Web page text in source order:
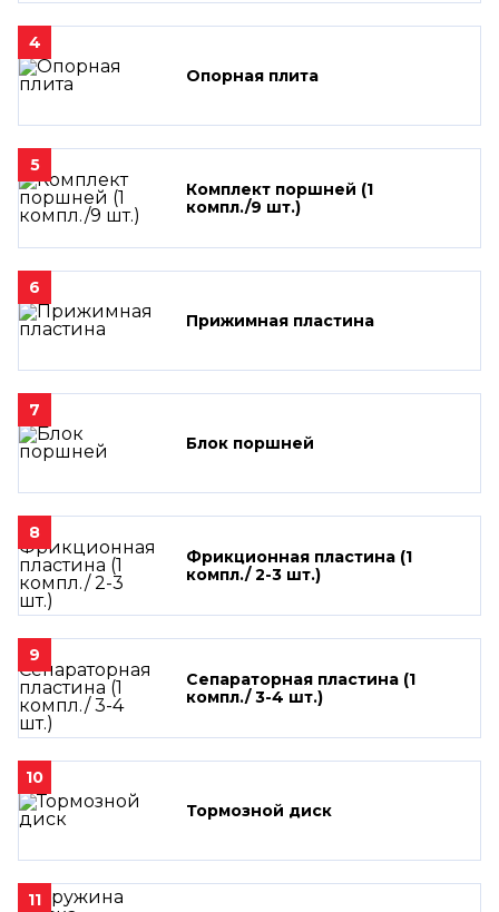
4
Опорная плита
5
Комплект поршней (1
компл./9 шт.)
6
Прижимная пластина
7
Блок поршней
8
Фрикционная пластина (1
компл./ 2-3 шт.)
9
Сепараторная пластина (1
компл./ 3-4 шт.)
10
Тормозной диск
11